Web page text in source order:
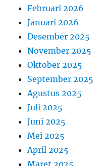
Februari 2026
Januari 2026
Desember 2025
November 2025
Oktober 2025
September 2025
Agustus 2025
Juli 2025
Juni 2025
Mei 2025
April 2025